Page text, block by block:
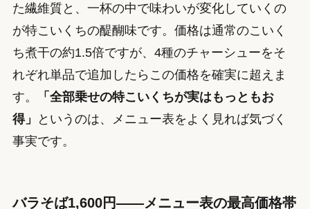
た繊維質と、一杯の中で味わいが変化していくの
が特こいくちの醍醐味です。価格は通常のこいく
ち煮干の約1.5倍ですが、4種のチャーシューをそ
れぞれ単品で追加したらこの価格を確実に超えま
す。
「全部乗せの特こいくちが実はもっともお
得」
というのは、メニュー表をよく見れば気づく
事実です。
バラそば1,600円——メニュー表の最高価格帯